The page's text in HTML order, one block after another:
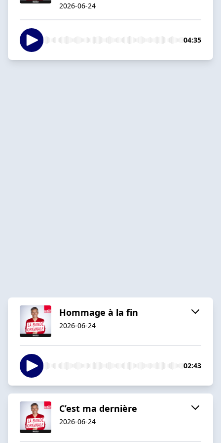
2026-06-24
04:35
Hommage à la fin
2026-06-24
02:43
C’est ma dernière
2026-06-24